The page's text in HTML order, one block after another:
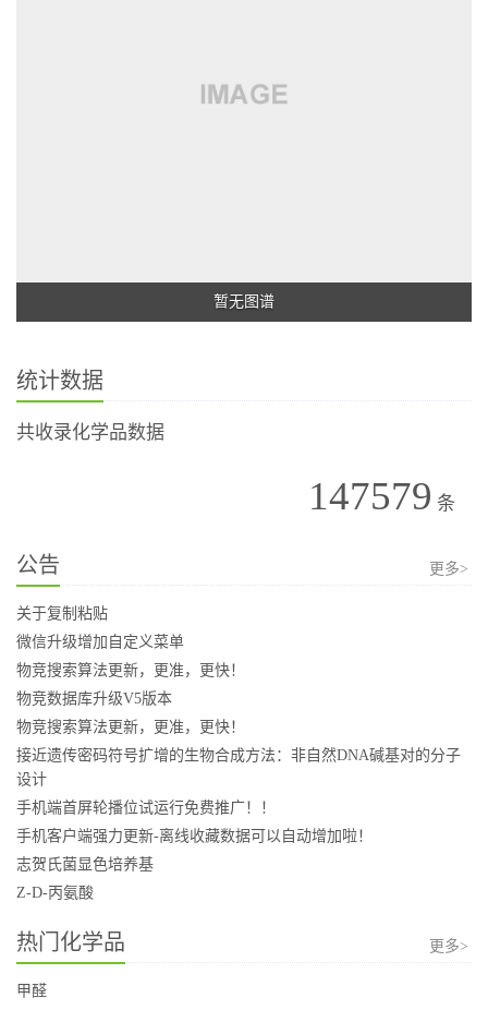
暂无图谱
统计数据
共收录化学品数据
147579 条
公告 更多>
关于复制粘贴
微信升级增加自定义菜单
物竞搜索算法更新，更准，更快！
物竞数据库升级V5版本
物竞搜索算法更新，更准，更快！
接近遗传密码符号扩增的生物合成方法：非自然DNA碱基对的分子
设计
手机端首屏轮播位试运行免费推广！！
手机客户端强力更新-离线收藏数据可以自动增加啦！
志贺氏菌显色培养基
Z-D-丙氨酸
热门化学品 更多>
甲醛